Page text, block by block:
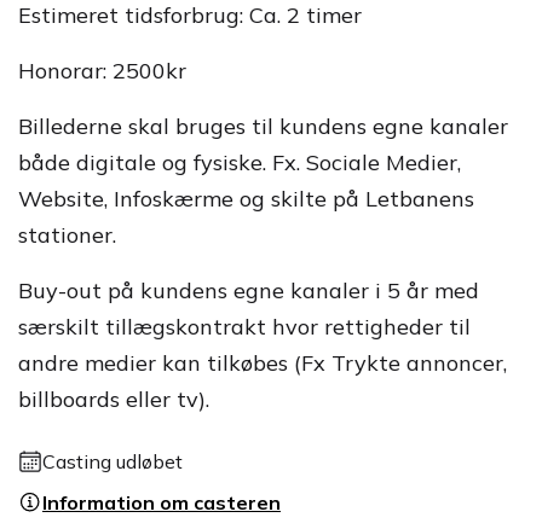
Estimeret tidsforbrug: Ca. 2 timer
Honorar: 2500kr
Billederne skal bruges til kundens egne kanaler
både digitale og fysiske. Fx. Sociale Medier,
Website, Infoskærme og skilte på Letbanens
stationer.
Buy-out på kundens egne kanaler i 5 år med
særskilt tillægskontrakt hvor rettigheder til
andre medier kan tilkøbes (Fx Trykte annoncer,
billboards eller tv).
Casting udløbet
Information om casteren